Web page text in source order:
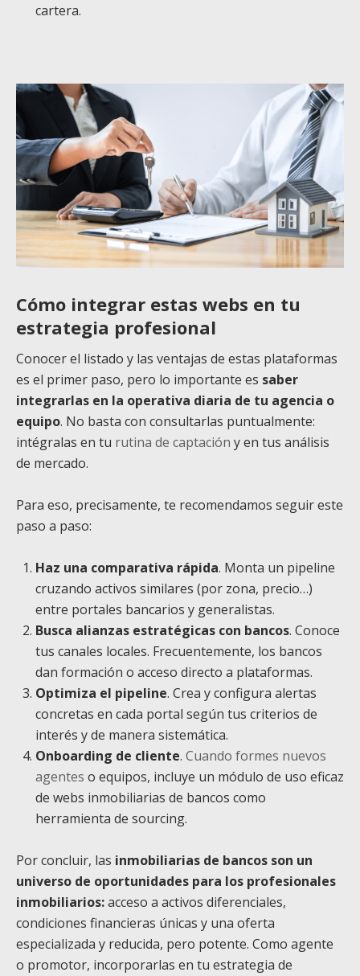
cartera.
Cómo integrar estas webs en tu
estrategia profesional
Conocer el listado y las ventajas de estas plataformas
es el primer paso, pero lo importante es saber
integrarlas en la operativa diaria de tu agencia o
equipo. No basta con consultarlas puntualmente:
intégralas en tu rutina de captación y en tus análisis
de mercado.
Para eso, precisamente, te recomendamos seguir este
paso a paso:
Haz una comparativa rápida. Monta un pipeline
cruzando activos similares (por zona, precio…)
entre portales bancarios y generalistas.
Busca alianzas estratégicas con bancos. Conoce
tus canales locales. Frecuentemente, los bancos
dan formación o acceso directo a plataformas.
Optimiza el pipeline. Crea y configura alertas
concretas en cada portal según tus criterios de
interés y de manera sistemática.
Onboarding de cliente. Cuando formes nuevos
agentes o equipos, incluye un módulo de uso eficaz
de webs inmobiliarias de bancos como
herramienta de sourcing.
Por concluir, las inmobiliarias de bancos son un
universo de oportunidades para los profesionales
inmobiliarios:acceso a activos diferenciales,
condiciones financieras únicas y una oferta
especializada y reducida, pero potente. Como agente
o promotor, incorporarlas en tu estrategia de